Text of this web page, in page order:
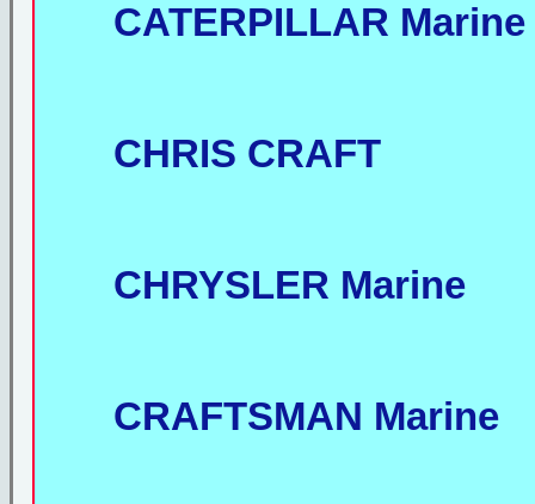
CATERPILLAR Marine
CHRIS CRAFT
CHRYSLER Marine
CRAFTSMAN Marine